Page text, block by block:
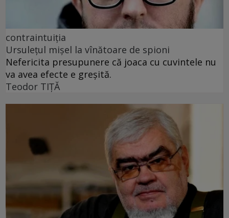
contraintuiția
Ursulețul mișel la vînătoare de spioni
Nefericita presupunere că joaca cu cuvintele nu
va avea efecte e greșită.
Teodor TIŢĂ